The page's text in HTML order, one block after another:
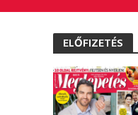
ELŐFIZETÉS